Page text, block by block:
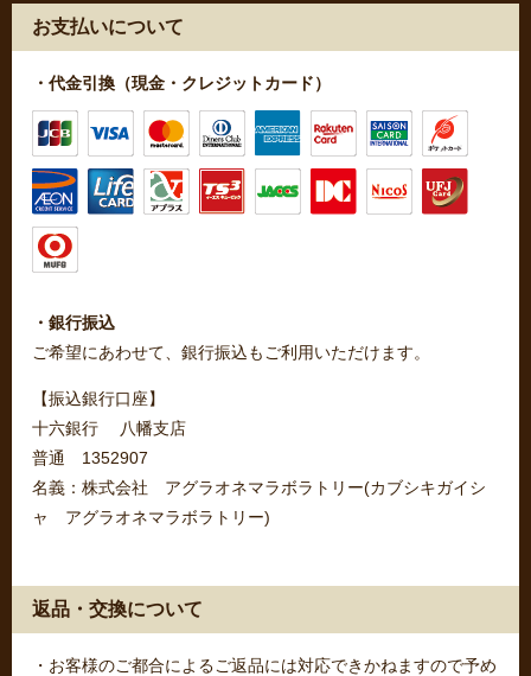
お支払いについて
・代金引換（現金・クレジットカード）
・銀行振込
ご希望にあわせて、銀行振込もご利用いただけます。
【振込銀行口座】
十六銀行 八幡支店
普通 1352907
名義：株式会社 アグラオネマラボラトリー(カブシキガイシ
ャ アグラオネマラボラトリー)
返品・交換について
・お客様のご都合によるご返品には対応できかねますので予め